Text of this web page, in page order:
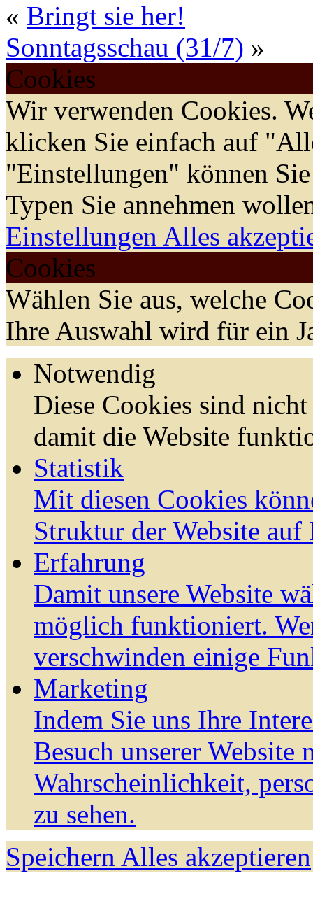
« Bringt sie her!
Sonntagsschau (31/7) »
Cookies
Wir verwenden Cookies.
klicken Sie einfach auf
"Einstellungen" können
Typen Sie annehmen
Einstellungen Alles
Cookies
Wählen Sie aus, welche
Ihre Auswahl wird für ein
Notwendig
Diese Cookies sind
damit die Website
Statistik
Mit diesen Cookies
Struktur der Website auf
Erfahrung
Damit unsere Website
möglich funktioniert.
verschwinden einige
Marketing
Indem Sie uns Ihre
Besuch unserer Website
Wahrscheinlichkeit,
zu sehen.
Speichern Alles akzeptieren